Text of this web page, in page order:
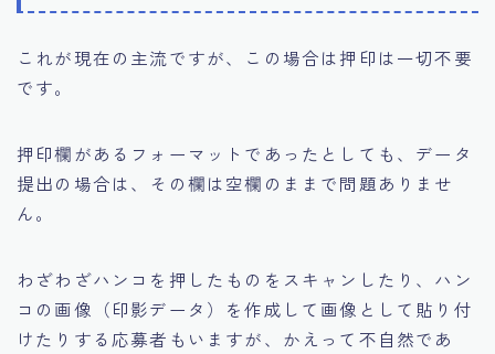
これが現在の主流ですが、この場合は押印は一切不要
です。
押印欄があるフォーマットであったとしても、データ
提出の場合は、その欄は空欄のままで問題ありませ
ん。
わざわざハンコを押したものをスキャンしたり、ハン
コの画像（印影データ）を作成して画像として貼り付
けたりする応募者もいますが、かえって不自然であ